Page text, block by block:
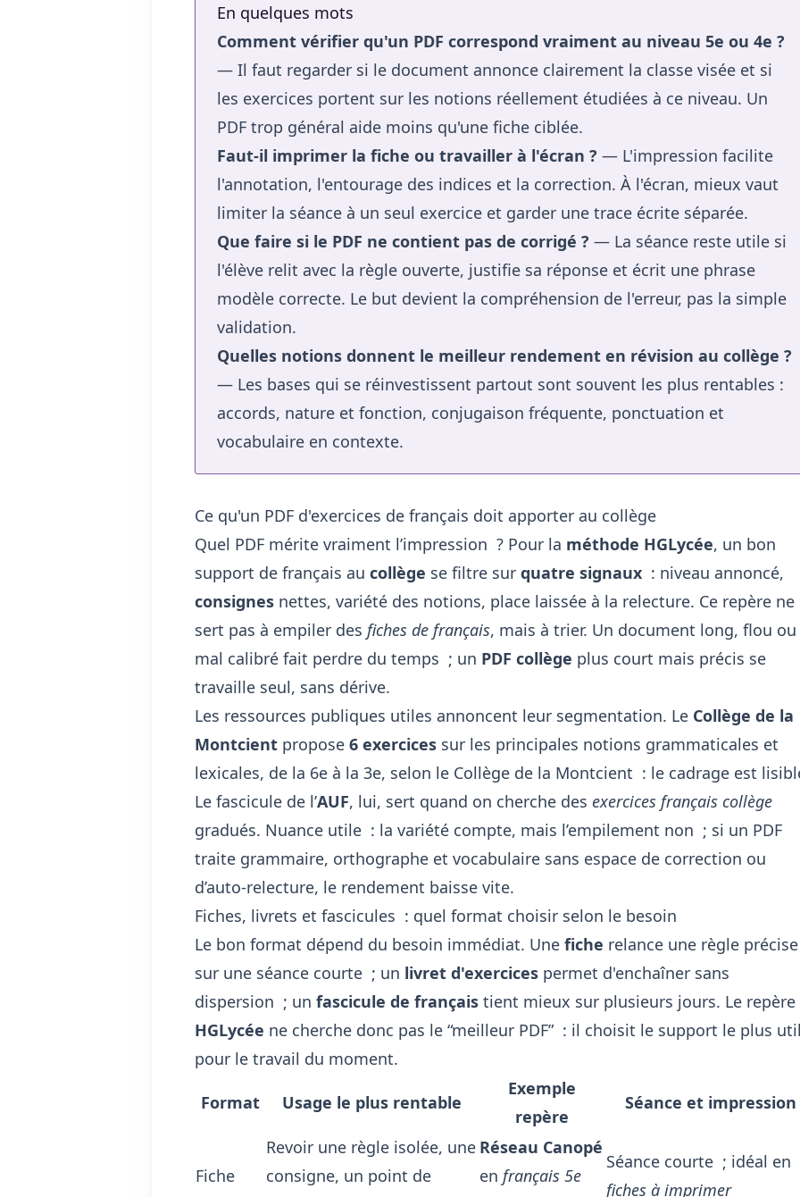
En quelques mots
Comment vérifier qu'un PDF correspond vraiment au niveau 5e ou 4e ?
— Il faut regarder si le document annonce clairement la classe visée et si
les exercices portent sur les notions réellement étudiées à ce niveau. Un
PDF trop général aide moins qu'une fiche ciblée.
Faut-il imprimer la fiche ou travailler à l'écran ? — L'impression facilite
l'annotation, l'entourage des indices et la correction. À l'écran, mieux vaut
limiter la séance à un seul exercice et garder une trace écrite séparée.
Que faire si le PDF ne contient pas de corrigé ? — La séance reste utile si
l'élève relit avec la règle ouverte, justifie sa réponse et écrit une phrase
modèle correcte. Le but devient la compréhension de l'erreur, pas la simple
validation.
Quelles notions donnent le meilleur rendement en révision au collège ?
— Les bases qui se réinvestissent partout sont souvent les plus rentables :
accords, nature et fonction, conjugaison fréquente, ponctuation et
vocabulaire en contexte.
Ce qu'un PDF d'exercices de français doit apporter au collège
Quel PDF mérite vraiment l’impression ? Pour la méthode HGLycée, un bon
support de français aucollège se filtre surquatre signaux : niveau annoncé,
consignes nettes, variété des notions, place laissée à la relecture. Ce repère ne
sert pas à empiler desfiches de français, mais à trier. Un document long, flou ou
mal calibré fait perdre du temps ; un PDF collège plus court mais précis se
travaille seul, sans dérive.
Les ressources publiques utiles annoncent leur segmentation. Le Collège de la
Montcient propose6 exercices sur les principales notions grammaticales et
lexicales, de la 6e à la 3e, selon le Collège de la Montcient : le cadrage est
Le fascicule de l’AUF, lui, sert quand on cherche des exercices français collège
gradués. Nuance utile : la variété compte, mais l’empilement non ; si un PDF
traite grammaire, orthographe et vocabulaire sans espace de correction ou
d’auto-relecture, le rendement baisse vite.
Fiches, livrets et fascicules : quel format choisir selon le besoin
Le bon format dépend du besoin immédiat. Unefiche relance une règle précise
sur une séance courte ; un livret d'exercices permet d'enchaîner sans
dispersion ; unfascicule de français tient mieux sur plusieurs jours. Le repère
HGLycée ne cherche donc pas le “meilleur PDF” : il choisit le support le plus
pour le travail du moment.
Format Usage le plus rentable
Exemple
repère
Séance et impression
Fiche
Revoir une règle isolée, une
consigne, un point de
Réseau Canopé
enfrançais 5e
Séance courte ; idéal en
fiches à imprimer